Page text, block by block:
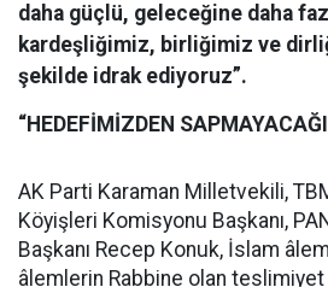
daha güçlü, geleceğine daha
kardeşliğimiz, birliğimiz ve
şekilde idrak ediyoruz”.
“HEDEFİMİZDEN
AK Parti Karaman Milletvekili,
Köyişleri Komisyonu Başkanı,
Başkanı Recep Konuk, İslam
âlemlerin Rabbine olan